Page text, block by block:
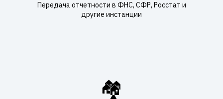
Передача отчетности в ФНС, СФР, Росстат и
другие инстанции
🏘️